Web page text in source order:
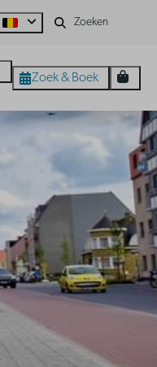
Zoek & Boek